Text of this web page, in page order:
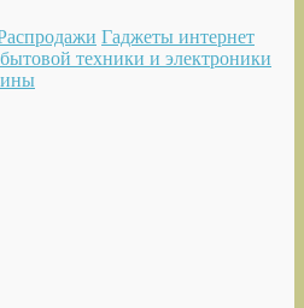
Гаджеты интернет
техники и электроники